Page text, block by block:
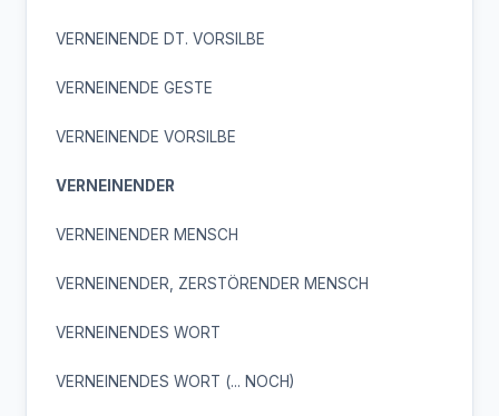
VERNEINENDE DT. VORSILBE
VERNEINENDE GESTE
VERNEINENDE VORSILBE
VERNEINENDER
VERNEINENDER MENSCH
VERNEINENDER, ZERSTÖRENDER MENSCH
VERNEINENDES WORT
VERNEINENDES WORT (... NOCH)